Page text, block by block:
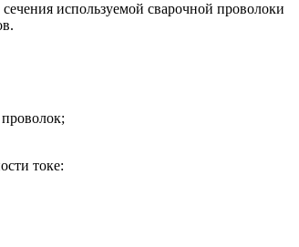
используемой сварочной проволоки
токе: